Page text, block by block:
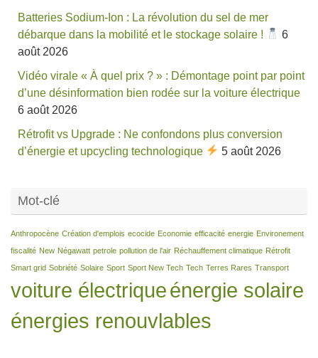
Batteries Sodium-Ion : La révolution du sel de mer
débarque dans la mobilité et le stockage solaire !
6
août 2026
Vidéo virale « À quel prix ? » : Démontage point par point
d’une désinformation bien rodée sur la voiture électrique
6 août 2026
Rétrofit vs Upgrade : Ne confondons plus conversion
d’énergie et upcycling technologique
5 août 2026
Mot-clé
Anthropocène Création d'emplois ecocide Economie efficacité energie Environement
fiscalité New Négawatt petrole pollution de l'air Réchauffement climatique Rétrofit
Smart grid Sobriété Solaire Sport Sport New Tech Tech Terres Rares Transport
voiture électriqueénergie solaire
énergies renouvlables